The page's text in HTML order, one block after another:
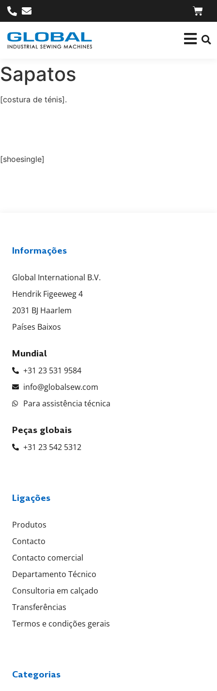
Sapatos
[costura de ténis].
[shoesingle]
Informações
Global International B.V.
Hendrik Figeeweg 4
2031 BJ Haarlem
Países Baixos
Mundial
+31 23 531 9584
info@globalsew.com
Para assistência técnica
Peças globais
+31 23 542 5312
Ligações
Produtos
Contacto
Contacto comercial
Departamento Técnico
Consultoria em calçado
Transferências
Termos e condições gerais
Categorias